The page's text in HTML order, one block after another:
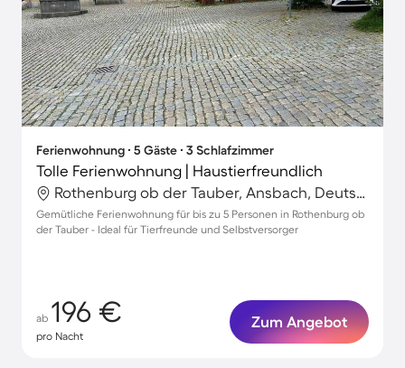
Ferienwohnung ∙ 5 Gäste ∙ 3 Schlafzimmer
Tolle Ferienwohnung | Haustierfreundlich
Rothenburg ob der Tauber, Ansbach, Deutschland
Gemütliche Ferienwohnung für bis zu 5 Personen in Rothenburg ob
der Tauber - Ideal für Tierfreunde und Selbstversorger
ab 196 €
pro Nacht
Zum Angebot